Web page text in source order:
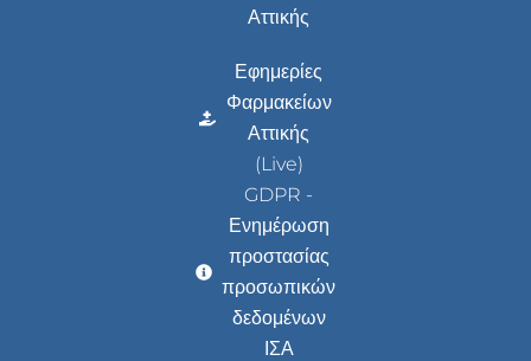
Αττικής
Εφημερίες
Φαρμακείων
Αττικής
(Live)
GDPR -
Ενημέρωση
προστασίας
προσωπικών
δεδομένων
ΙΣΑ